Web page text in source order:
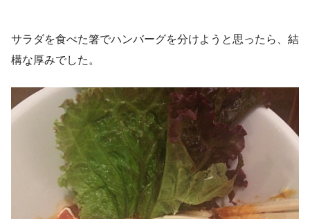
サラダを食べた箸でハンバーグを分けようと思ったら、結
構な厚みでした。